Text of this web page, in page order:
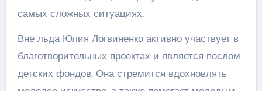
самых сложных ситуациях.
Вне льда Юлия Логвиненко активно участвует в
благотворительных проектах и является послом
детских фондов. Она стремится вдохновлять